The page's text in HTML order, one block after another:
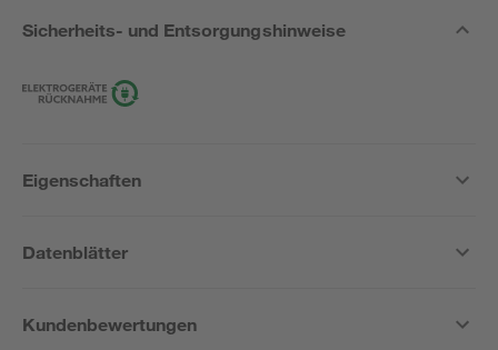
Sicherheits- und Entsorgungshinweise
Eigenschaften
Datenblätter
Kundenbewertungen